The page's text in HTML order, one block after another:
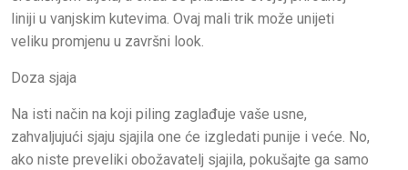
liniji u vanjskim kutevima. Ovaj mali trik može unijeti
veliku promjenu u završni look.
Doza sjaja
Na isti način na koji piling zaglađuje vaše usne,
zahvaljujući sjaju sjajila one će izgledati punije i veće. No,
ako niste preveliki obožavatelj sjajila, pokušajte ga samo